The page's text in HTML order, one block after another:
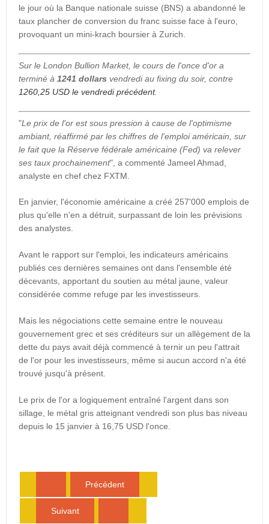
le jour où la Banque nationale suisse (BNS) a abandonné le
taux plancher de conversion du franc suisse face à l'euro,
provoquant un mini-krach boursier à Zurich.
Sur le London Bullion Market, le cours de l'once d'or a
terminé à 1241 dollars vendredi au fixing du soir, contre
1260,25 USD le vendredi précédent.
"Le prix de l'or est sous pression à cause de l'optimisme
ambiant, réaffirmé par les chiffres de l'emploi américain, sur
le fait que la Réserve fédérale américaine (Fed) va relever
ses taux prochainement", a commenté Jameel Ahmad,
analyste en chef chez FXTM.
En janvier, l'économie américaine a créé 257'000 emplois de
plus qu'elle n'en a détruit, surpassant de loin les prévisions
des analystes.
Avant le rapport sur l'emploi, les indicateurs américains
publiés ces dernières semaines ont dans l'ensemble été
décevants, apportant du soutien au métal jaune, valeur
considérée comme refuge par les investisseurs.
Mais les négociations cette semaine entre le nouveau
gouvernement grec et ses créditeurs sur un allègement de la
dette du pays avait déjà commencé à ternir un peu l'attrait
de l'or pour les investisseurs, même si aucun accord n'a été
trouvé jusqu'à présent.
Le prix de l'or a logiquement entraîné l'argent dans son
sillage, le métal gris atteignant vendredi son plus bas niveau
depuis le 15 janvier à 16,75 USD l'once.
Précédent
Suivant